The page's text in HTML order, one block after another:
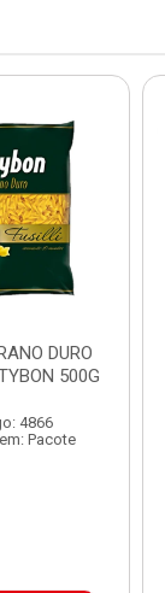
DURO
500G
4866
Pacote